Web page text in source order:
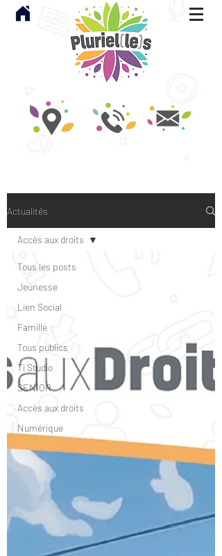
Actualités
Tous les posts
Jeunesse
Lien Social
Famille
Tous publics
Ti Studio
SENIOR
Accès aux droits
Numérique
Accès aux droits